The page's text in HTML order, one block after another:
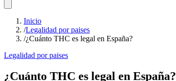
Inicio
/Legalidad por paises
/¿Cuánto THC es legal en España?
Legalidad por paises
¿Cuánto THC es legal en España?